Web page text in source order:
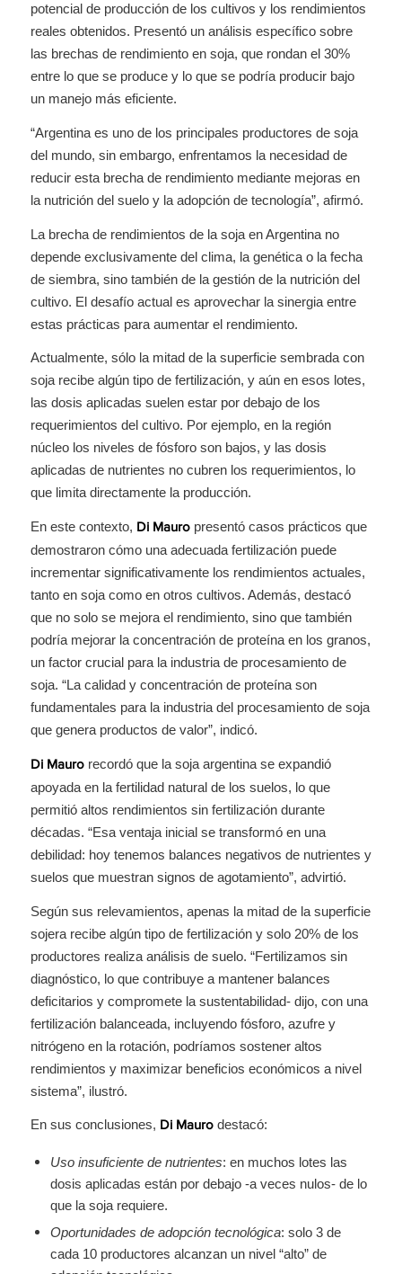
potencial de producción de los cultivos y los rendimientos
reales obtenidos. Presentó un análisis específico sobre
las brechas de rendimiento en soja, que rondan el 30%
entre lo que se produce y lo que se podría producir bajo
un manejo más eficiente.
“Argentina es uno de los principales productores de soja
del mundo, sin embargo, enfrentamos la necesidad de
reducir esta brecha de rendimiento mediante mejoras en
la nutrición del suelo y la adopción de tecnología”, afirmó.
La brecha de rendimientos de la soja en Argentina no
depende exclusivamente del clima, la genética o la fecha
de siembra, sino también de la gestión de la nutrición del
cultivo. El desafío actual es aprovechar la sinergia entre
estas prácticas para aumentar el rendimiento.
Actualmente, sólo la mitad de la superficie sembrada con
soja recibe algún tipo de fertilización, y aún en esos lotes,
las dosis aplicadas suelen estar por debajo de los
requerimientos del cultivo. Por ejemplo, en la región
núcleo los niveles de fósforo son bajos, y las dosis
aplicadas de nutrientes no cubren los requerimientos, lo
que limita directamente la producción.
En este contexto, Di Mauropresentó casos prácticos que
demostraron cómo una adecuada fertilización puede
incrementar significativamente los rendimientos actuales,
tanto en soja como en otros cultivos. Además, destacó
que no solo se mejora el rendimiento, sino que también
podría mejorar la concentración de proteína en los granos,
un factor crucial para la industria de procesamiento de
soja. “La calidad y concentración de proteína son
fundamentales para la industria del procesamiento de soja
que genera productos de valor”, indicó.
Di Maurorecordó que la soja argentina se expandió
apoyada en la fertilidad natural de los suelos, lo que
permitió altos rendimientos sin fertilización durante
décadas. “Esa ventaja inicial se transformó en una
debilidad: hoy tenemos balances negativos de nutrientes y
suelos que muestran signos de agotamiento”, advirtió.
Según sus relevamientos, apenas la mitad de la superficie
sojera recibe algún tipo de fertilización y solo 20% de los
productores realiza análisis de suelo. “Fertilizamos sin
diagnóstico, lo que contribuye a mantener balances
deficitarios y compromete la sustentabilidad- dijo, con una
fertilización balanceada, incluyendo fósforo, azufre y
nitrógeno en la rotación, podríamos sostener altos
rendimientos y maximizar beneficios económicos a nivel
sistema”, ilustró.
En sus conclusiones, Di Maurodestacó:
Uso insuficiente de nutrientes: en muchos lotes las
dosis aplicadas están por debajo -a veces nulos- de lo
que la soja requiere.
Oportunidades de adopción tecnológica: solo 3 de
cada 10 productores alcanzan un nivel “alto” de